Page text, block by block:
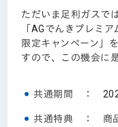
ただいま足利ガスで
「AGでんきプレミ
限定キャンペーン」
すので、この機会に
共通期間 ：
共通特典 ： 商品